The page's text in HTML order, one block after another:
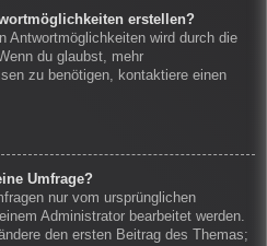
erstellen?
Antwortmöglichkeiten wird durch die
du glaubst, mehr
zu benötigen, kontaktiere einen
Umfrage?
nur vom ursprünglichen
Administrator bearbeitet werden.
den ersten Beitrag des Themas;